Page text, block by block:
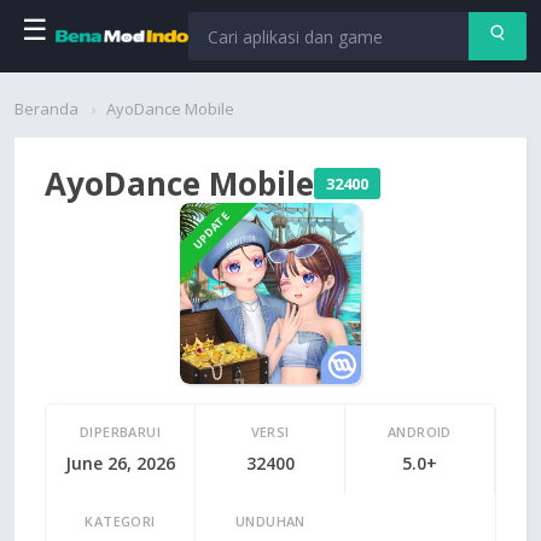
☰
Beranda
Beranda AyoDance Mobile
AyoDance Mobile 32400
UPDATE
DIPERBARUI
June 26, 2026
VERSI
32400
ANDROID
5.0+
KATEGORI UNDUHAN